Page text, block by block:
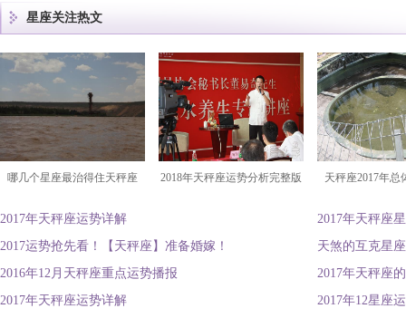
星座关注热文
哪几个星座最治得住天秤座 2018年天秤座运势分析完整版 天秤座2017年总
2017年天秤座运势详解
2017年天秤座
2017运势抢先看！【天秤座】准备婚嫁！
天煞的互克星
2016年12月天秤座重点运势播报
2017年天秤座
2017年天秤座运势详解
2017年12星座